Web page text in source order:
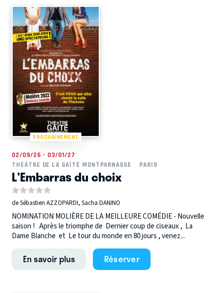
PROCHAINEMENT
02/09/26 - 03/01/27
THÉÂTRE DE LA GAÎTÉ MONTPARNASSE
PARIS
L'Embarras du choix
de Sébastien AZZOPARDI, Sacha DANINO
NOMINATION MOLIÈRE DE LA MEILLEURE COMÉDIE - Nouvelle
saison ! Après le triomphe de Dernier coup de ciseaux , La
Dame Blanche et Le tour du monde en 80 jours , venez...
En savoir plus Réserver